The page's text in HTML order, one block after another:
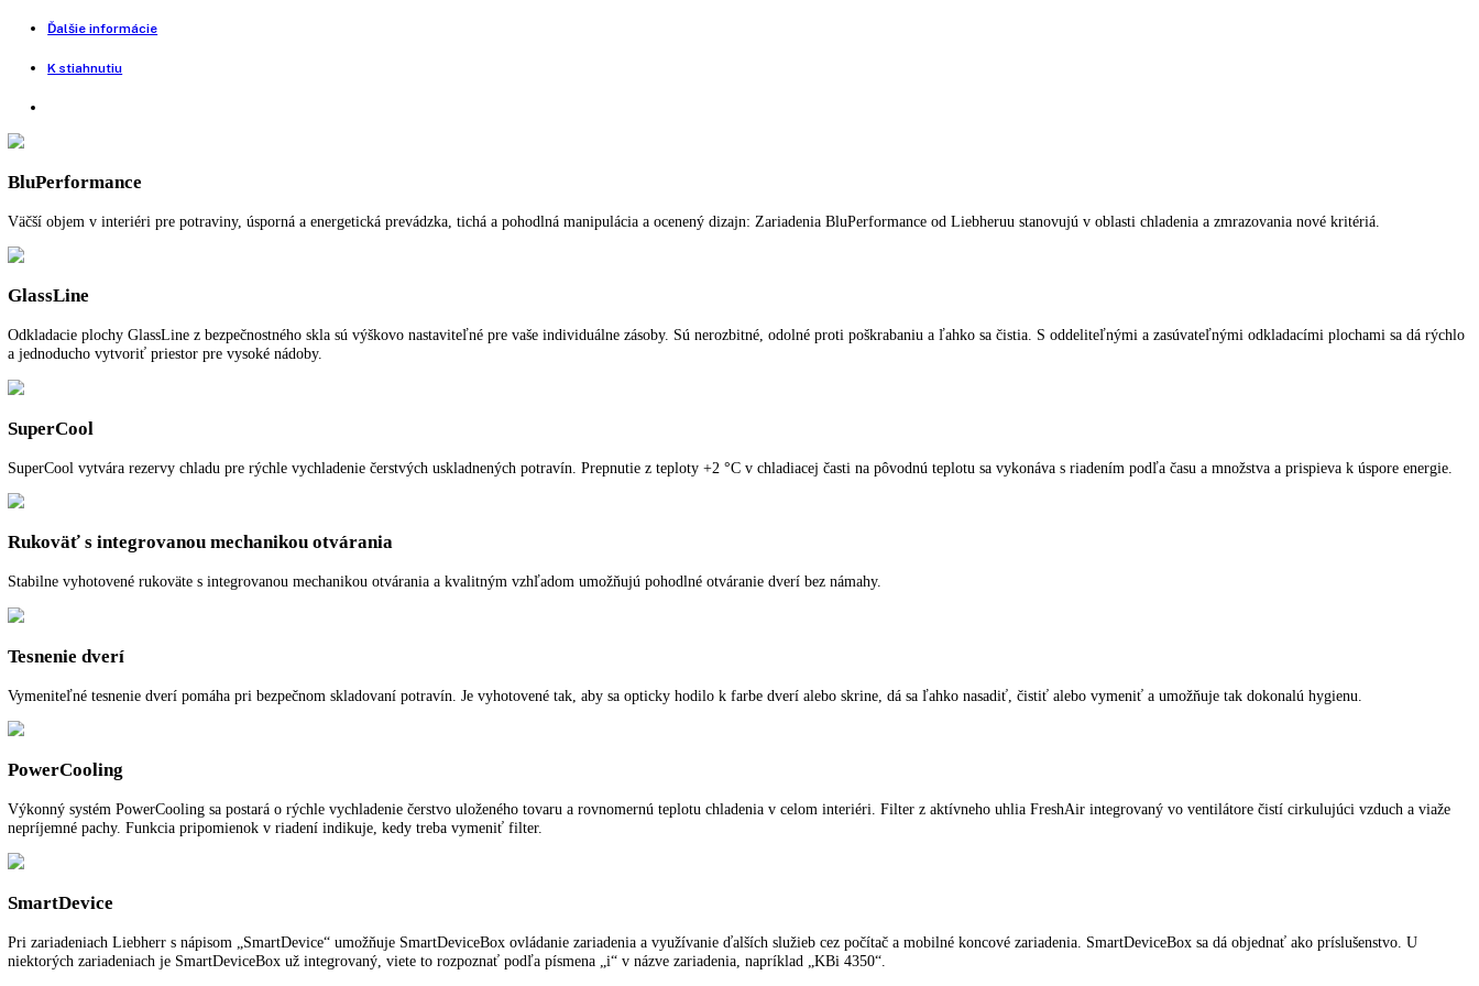
Nie je na sklade
SuperCool:áno
Počet teplotných zón:1
Spotreba energie za rok:
Ďalšie informácie
BluPerformance
Väčší objem v interiéri pre potraviny, úsporná a energetická prevádzka, tichá a pohodlná manipulácia a ocenený dizajn: Zariadenia BluPerformance od Liebheruu stanovujú v oblasti chladenia a zmrazovania
GlassLine
Odkladacie plochy GlassLine z bezpečnostného skla sú výškovo nastaviteľné pre vaše individuálne zásoby. Sú nerozbitné, odolné proti poškrabaniu a ľahko sa čistia. S oddeliteľnými a zasúvateľnými odkladacími
a jednoducho vytvoriť priestor pre vysoké nádoby.
SuperCool
Rukoväť s integrovanou mechanikou otvárania
Stabilne vyhotovené rukoväte s integrovanou mechanikou otvárania a kvalitným vzhľadom umožňujú pohodlné otváranie dverí bez námahy.